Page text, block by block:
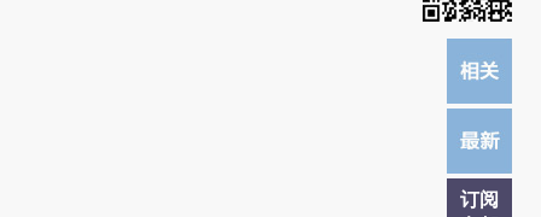
订阅